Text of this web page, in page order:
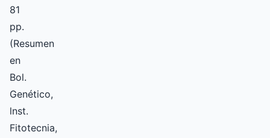
81
pp.
(Resumen
en
Bol.
Genético,
lnst.
Fitotecnia,